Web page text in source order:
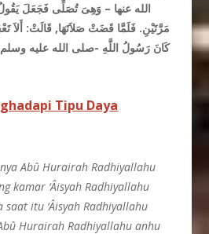
الله عنها – وَهِىَ تُصَلِّى فَجَعَلَ
مَرَّتَيْنِ. فَلَمَّا قَضَتْ صَلاَتَهَا, قَالَتْ: أَلاَ
كَانَ رَسُولُ اللَّهِ -صلى الله عليه
Tipu Daya
Abû Hurairah Radhiyallahu
kamar ‘Âisyah Radhiyallahu
saat itu ‘Âisyah Radhiyallahu
Hurairah Radhiyallahu anhu